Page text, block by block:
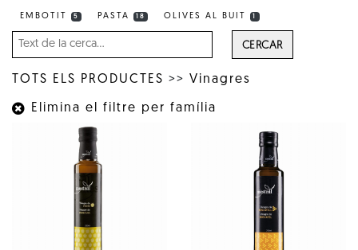
EMBOTIT 5 PASTA 18 OLIVES AL BUIT
CERCAR
TOTS ELS PRODUCTES >> Vinagres
Elimina el filtre per família